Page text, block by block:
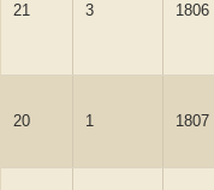
21 3 1806
20 1 1807